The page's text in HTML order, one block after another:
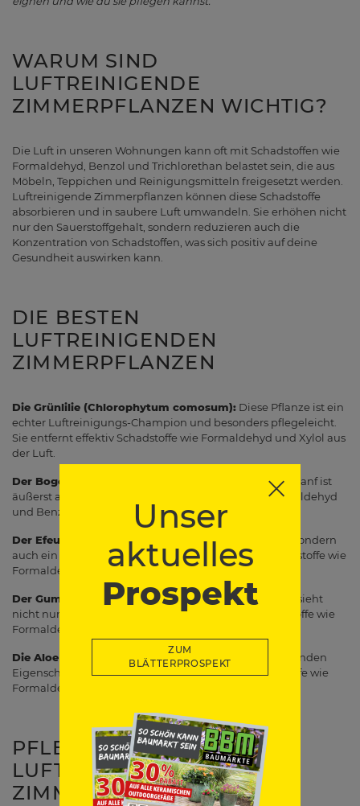
Unser
aktuelles
Prospekt
ZUM
BLÄTTERPROSPEKT
WARUM SIND
LUFTREINIGENDE
ZIMMERPFLANZEN WICHTIG?
Die Luft in unseren Wohnungen kann oft mit Schadstoffen wie
Formaldehyd, Benzol und Trichlorethan belastet sein, die aus
Möbeln, Teppichen und Reinigungsmitteln freigesetzt werden.
Luftreinigende Zimmerpflanzen können diese Schadstoffe
absorbieren und in saubere Luft umwandeln. Sie erhöhen nicht
nur den Sauerstoffgehalt, sondern reduzieren auch die
Konzentration von Schadstoffen, was sich positiv auf deine
Gesundheit auswirken kann.
DIE BESTEN
LUFTREINIGENDEN
ZIMMERPFLANZEN
Die Grünlilie (Chlorophytum comosum): Diese Pflanze ist ein
echter Luftreinigungs-Champion und besonders pflegeleicht.
Sie entfernt effektiv Schadstoffe wie Formaldehyd und Xylol aus
der Luft.
Der Bogenhanf (Sansevieria trifasciata):
Der Bogenhanf ist
äußerst anspruchslos und filtert Schadstoffe wie Formaldehyd
und Benzol. Er gedeiht auch bei wenig Licht gut.
Der Efeu (Hedera helix):
Efeu ist nicht nur dekorativ, sondern
auch ein exzellenter Schadstofffilter. Er entfernt Schadstoffe wie
Formaldehyd und Xylol aus der Luft.
Der Gummibaum (Ficus elastica): Der Gummibaum sieht
nicht nur elegant aus, sondern beseitigt auch Schadstoffe wie
Formaldehyd und Ammoniak.
Die Aloe Vera:
Diese Pflanze ist nicht nur für ihre heilenden
Eigenschaften bekannt, sondern filtert auch Schadstoffe wie
Formaldehyd und Benzol aus der Luft.
PFLEGETIPPS FÜR
LUFTREINIGENDE
ZIMMERPFLANZEN